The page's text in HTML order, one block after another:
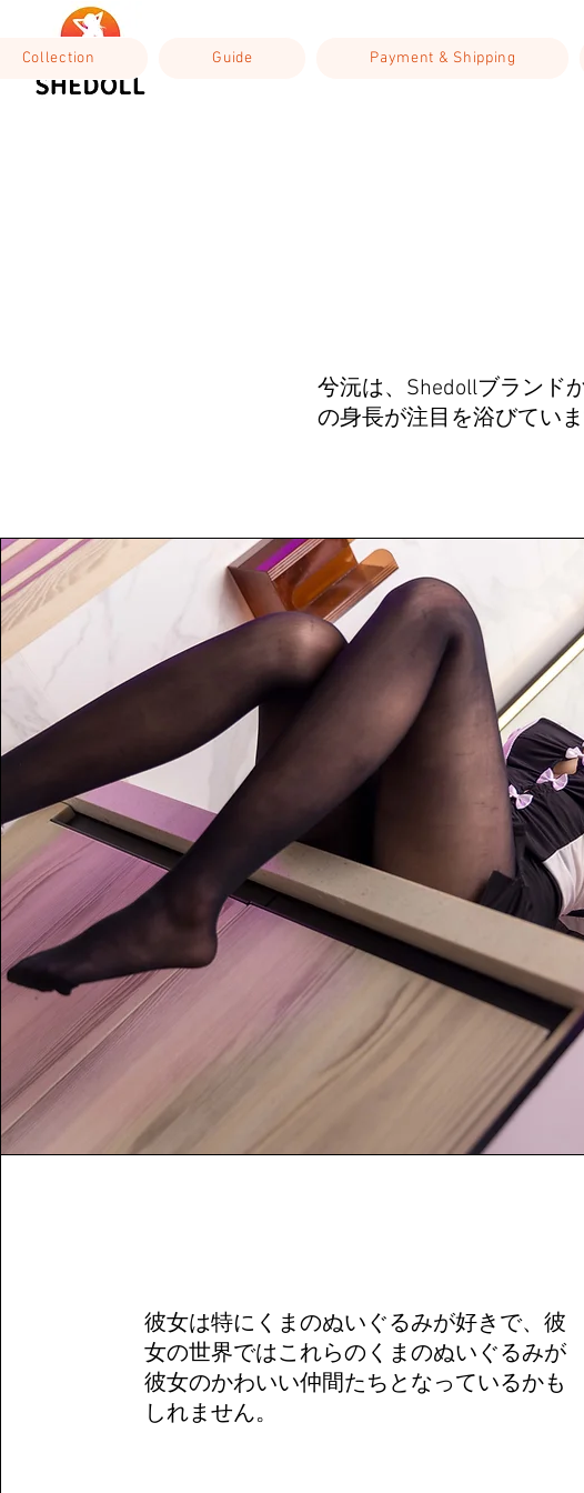
Collection Guide Payment & Shipping
兮沅は、Shedollブランド
の身長が注目を浴びていま
彼女は特にくまのぬいぐるみが好きで、彼
女の世界ではこれらのくまのぬいぐるみが
彼女のかわいい仲間たちとなっているかも
しれません。